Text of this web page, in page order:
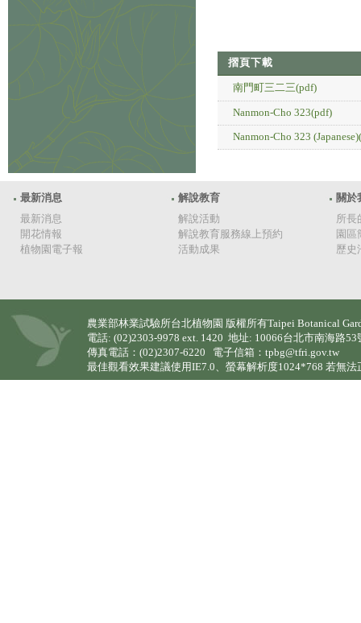
摺頁下載
南門町三二三(pdf)
Nanmon-Cho 323(pdf)
Nanmon-Cho 323
最新消息
最新消息
開花情報
植物園電子報
解說教育
解說活動
解說教育服務線上預約
活動成果
關於
所長
園區
歷史
農業部林業試驗所台北植物園 版權所有Taipei Botanical
電話: (02)2303-9978 ext. 1420 地址: 10066台北市南海路53
傳真電話：(02)2307-6220 電子信箱：tpbg@tfri.gov.tw
最佳觀看效果建議使用IE7.0、螢幕解析度1024*768 若無